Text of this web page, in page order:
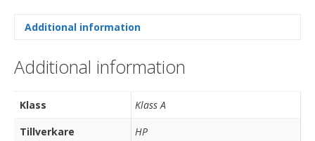
Additional information
Additional information
Klass
Klass A
Tillverkare
HP